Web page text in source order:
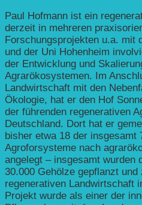
Paul Hofmann ist ein
derzeit in mehreren
Forschungsprojekten u.a. mit
und der Uni Hohenheim
der Entwicklung und
Agrarökosystemen. Im
Landwirtschaft mit den
Ökologie, hat er den Hof
der führenden regenerativen
Deutschland. Dort hat er
bisher etwa 18 der insgesamt
Agroforsysteme nach
angelegt – insgesamt wurden
30.000 Gehölze gepflanzt
regenerativen Landwirtschaft
Projekt wurde als einer der